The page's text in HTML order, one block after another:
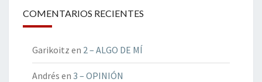
COMENTARIOS RECIENTES
Garikoitz en 2 – ALGO DE MÍ
Andrés en 3 – OPINIÓN